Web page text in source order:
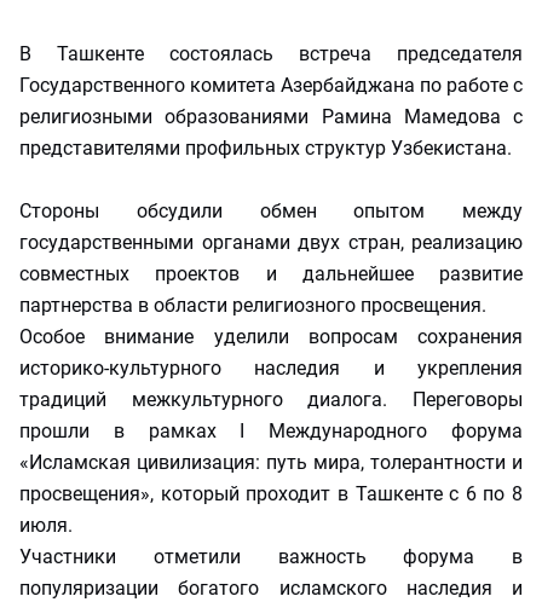
В Ташкенте состоялась встреча председателя
Государственного комитета Азербайджана по работе с
религиозными образованиями Рамина Мамедова с
представителями профильных структур Узбекистана.
Стороны обсудили обмен опытом между
государственными органами двух стран, реализацию
совместных проектов и дальнейшее развитие
партнерства в области религиозного просвещения.
Особое внимание уделили вопросам сохранения
историко-культурного наследия и укрепления
традиций межкультурного диалога. Переговоры
прошли в рамках I Международного форума
«Исламская цивилизация: путь мира, толерантности и
просвещения», который проходит в Ташкенте с 6 по 8
июля.
Участники отметили важность форума в
популяризации богатого исламского наследия и